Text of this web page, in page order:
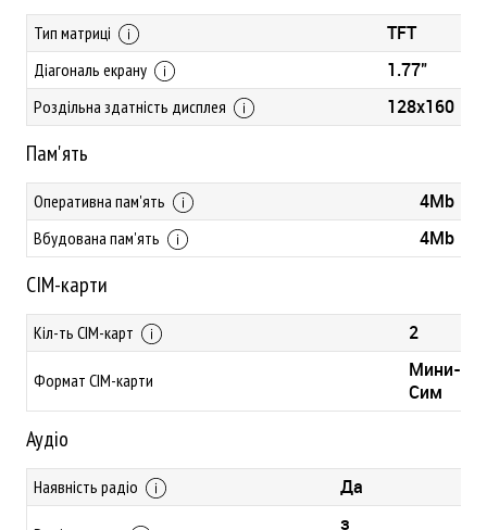
Тип матриці TFT
Діагональ екрану 1.77"
Роздільна здатність дисплея 128x160
Пам'ять
Оперативна пам'ять 4Mb
Вбудована пам'ять 4Mb
СІМ-карти
Кіл-ть СІМ-карт 2
Формат СІМ-карти
Мини-
Сим
Аудіо
Наявність радіо Да
з